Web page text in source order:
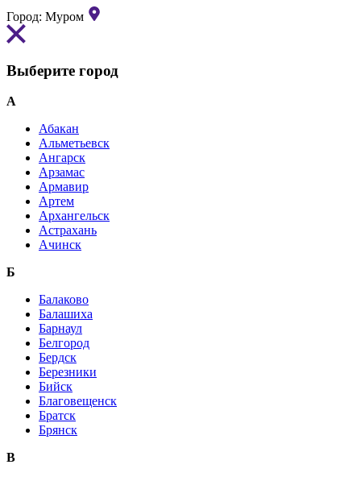
Город: Муром
Выберите город
А
Абакан
Альметьевск
Ангарск
Арзамас
Армавир
Артем
Архангельск
Астрахань
Ачинск
Б
Балаково
Балашиха
Барнаул
Белгород
Бердск
Березники
Бийск
Благовещенск
Братск
Брянск
В